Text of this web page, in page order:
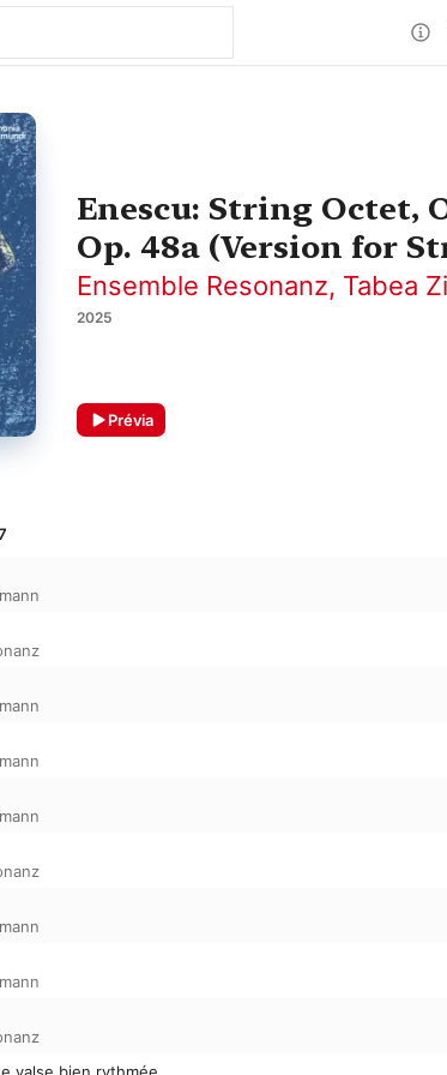
Enescu: String Octet,
Op. 48a (Version for
Ensemble Resonanz, Tabea
2025
Prévia
valse bien rythmée